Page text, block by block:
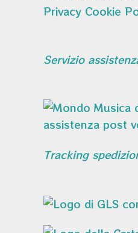
Privacy Cookie
Servizio
Tracking